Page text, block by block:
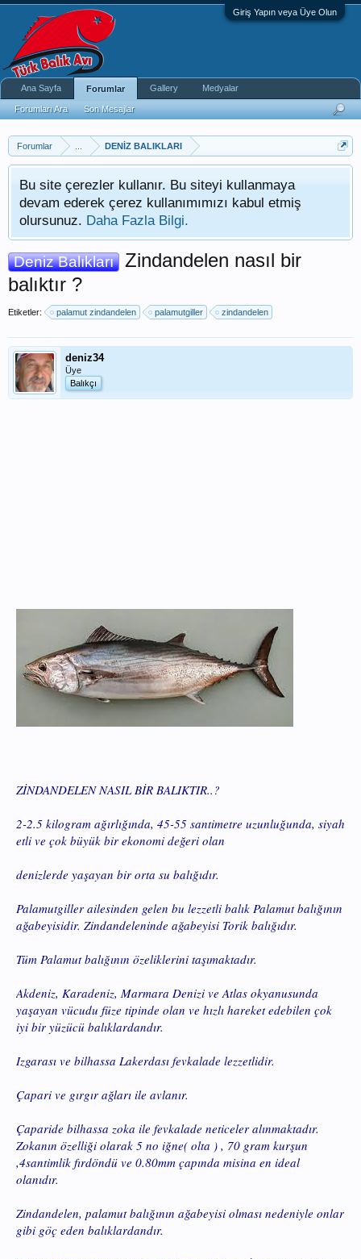
Giriş Yapın veya Üye Olun
Forumlar DENİZ BALIKLARI
Bu site çerezler kullanır. Bu siteyi kullanmaya
devam ederek çerez kullanımımızı kabul etmiş
olursunuz. Daha Fazla Bilgi.
Deniz Balıkları
Zindandelen nasıl bir
balıktır ?
Etiketler: palamut zindandelen palamutgiller zindandelen
deniz34
Üye
Balıkçı
ZİNDANDELEN NASIL BİR BALIKTIR..?
2-2.5 kilogram ağırlığında, 45-55 santimetre uzunluğunda, siyah
etli ve çok büyük bir ekonomi değeri olan
denizlerde yaşayan bir orta su balığıdır.
Palamutgiller ailesinden gelen bu lezzetli balık Palamut balığının
ağabeyisidir. Zindandeleninde ağabeyisi Torik balığıdır.
Tüm Palamut balığının özeliklerini taşımaktadır.
Akdeniz, Karadeniz, Marmara Denizi ve Atlas okyanusunda
yaşayan vücudu füze tipinde olan ve hızlı hareket edebilen çok
iyi bir yüzücü balıklardandır.
Izgarası ve bilhassa Lakerdası fevkalade lezzetlidir.
Çapari ve gırgır ağları ile avlanır.
Çaparide bilhassa zoka ile fevkalade neticeler alınmaktadır.
Zokanın özelliği olarak 5 no iğne( olta ) , 70 gram kurşun
,4santimlik fırdöndü ve 0.80mm çapında misina en ideal
olanıdır.
Zindandelen, palamut balığının ağabeyisi olması nedeniyle onlar
gibi göç eden balıklardandır.
Ana Sayfa Forumlar
Forumları Ara Son Mesajlar
Gallery Medyalar